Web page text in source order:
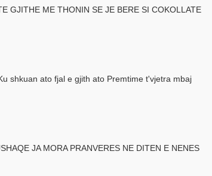
GJITHE ME THONIN SE JE BERE SI COKOLLATE
shkuan ato fjal e gjith ato Premtime t'vjetra mbaj
JA MORA PRANVERES NE DITEN E NENES